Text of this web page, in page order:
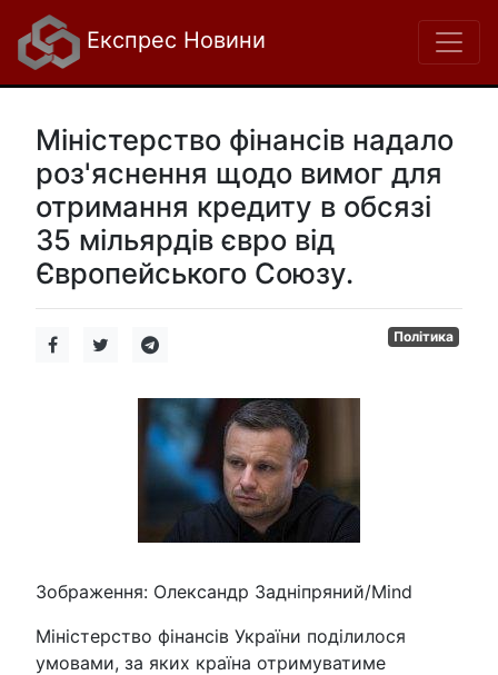
Експрес Новини
Міністерство фінансів надало
роз'яснення щодо вимог для
отримання кредиту в обсязі
35 мільярдів євро від
Європейського Союзу.
Політика
Зображення: Олександр Задніпряний/Mind
Міністерство фінансів України поділилося
умовами, за яких країна отримуватиме